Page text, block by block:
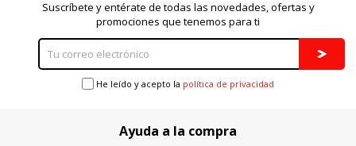
Suscríbete y entérate de todas las novedades, ofertas y
promociones que tenemos para ti
He leído y acepto la política de privacidad
Ayuda a la compra